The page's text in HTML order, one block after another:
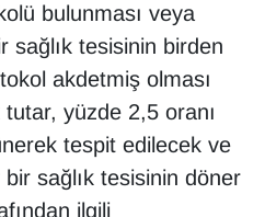
bulunması veya
sağlık tesisinin birden
akdetmiş olması
yüzde 2,5 oranı
tespit edilecek ve
sağlık tesisinin döner
ilgili